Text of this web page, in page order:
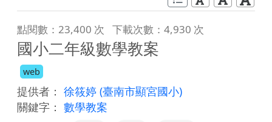
點閱數：23,400 次 下載次數：4,930 次
國小二年級數學教案
web
提供者： 徐筱婷 (臺南市顯宮國小)
關鍵字： 數學教案